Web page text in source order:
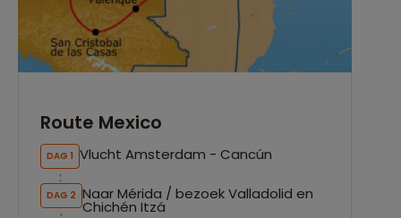
Route Mexico
DAG 1 Vlucht Amsterdam - Cancún
DAG 2 Naar Mérida / bezoek Valladolid en
Chichén Itzá